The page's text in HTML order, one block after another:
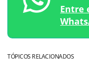
Entre
TÓPICOS RELACIONADOS